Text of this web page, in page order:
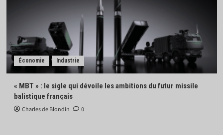
Économie Industrie
« MBT » : le sigle qui dévoile les ambitions du futur missile
balistique français
Charles de Blondin 0